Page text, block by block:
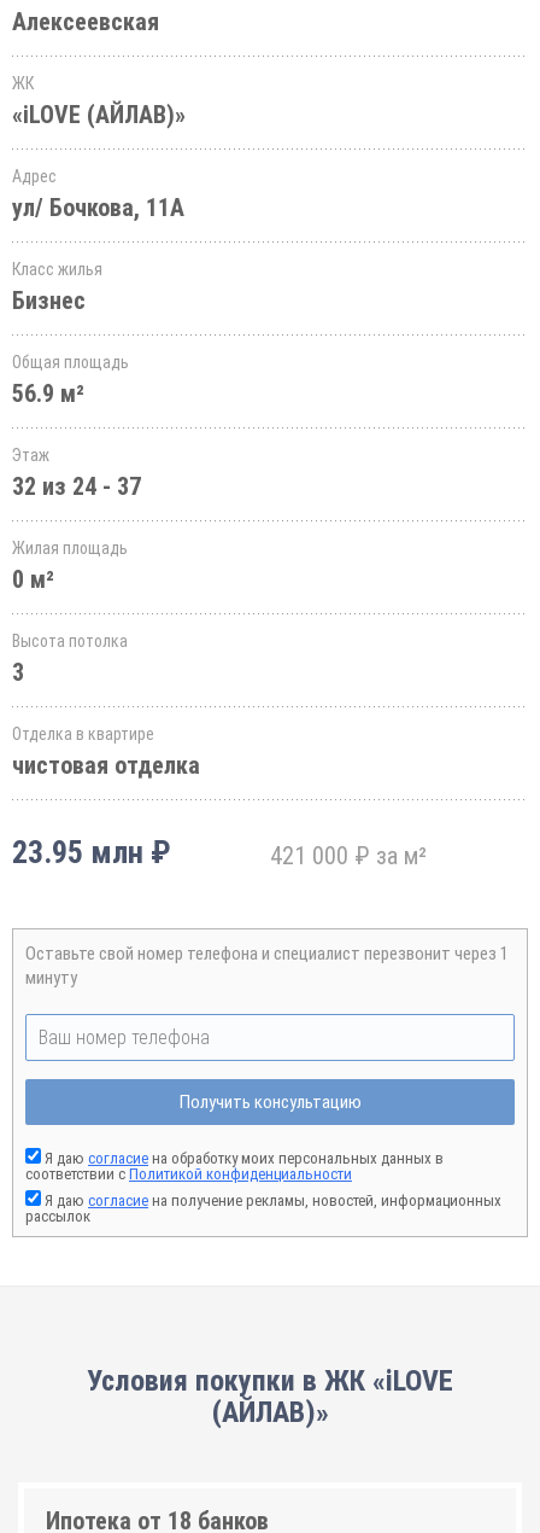
Алексеевская
ЖК
«iLOVE (АЙЛАВ)»
Адрес
ул/ Бочкова, 11А
Класс жилья
Бизнес
Общая площадь
56.9 м²
Этаж
32 из 24 - 37
Жилая площадь
0 м²
Высота потолка
3
Отделка в квартире
чистовая отделка
23.95 млн ₽ 421 000 ₽ за м²
Оставьте свой номер телефона и специалист перезвонит через 1
минуту
Получить консультацию
Я даю согласие на обработку моих персональных данных в
соответствии с Политикой конфиденциальности
Я даю согласие на получение рекламы, новостей, информационных
рассылок
Условия покупки в ЖК «iLOVE
(АЙЛАВ)»
Ипотека от 18 банков